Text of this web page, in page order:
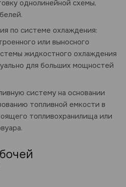
однолинейной схемы,
по системе охлаждения:
или выносного
жидкостного охлаждения
для больших мощностей
систему на основании
топливной емкости в
топливохранилища или